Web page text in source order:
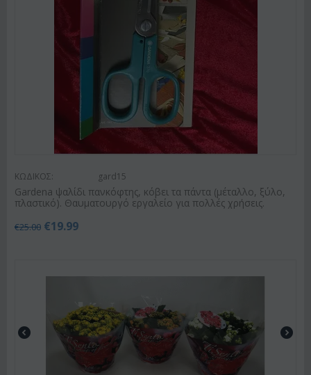
ΚΩΔΙΚΟΣ: gard15
Gardena ψαλίδι πανκόφτης, κόβει τα πάντα (μέταλλο, ξύλο,
πλαστικό). Θαυματουργό εργαλείο για πολλές χρήσεις.
€25.00 €19.99